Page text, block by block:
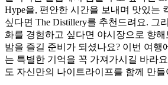
Hype을, 편안한 시간을 보내며 맛있는
싶다면 The Distillery를 추천드려요. 그
화를 경험하고 싶다면 야시장으로 향
밤을 즐길 준비가 되셨나요? 이번 여행
는 특별한 기억을 꼭 가져가시길 바라
도 자신만의 나이트라이프를 함께 만